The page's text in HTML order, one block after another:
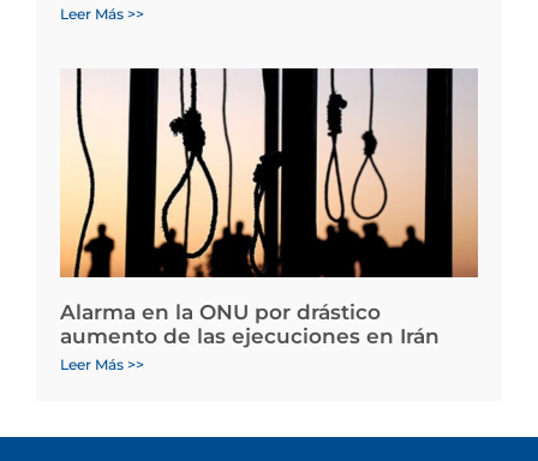
Leer Más >>
Alarma en la ONU por drástico
aumento de las ejecuciones en Irán
Leer Más >>